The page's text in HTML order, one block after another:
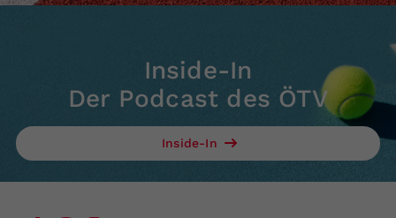
Inside-In
Der Podcast des ÖTV
Inside-In